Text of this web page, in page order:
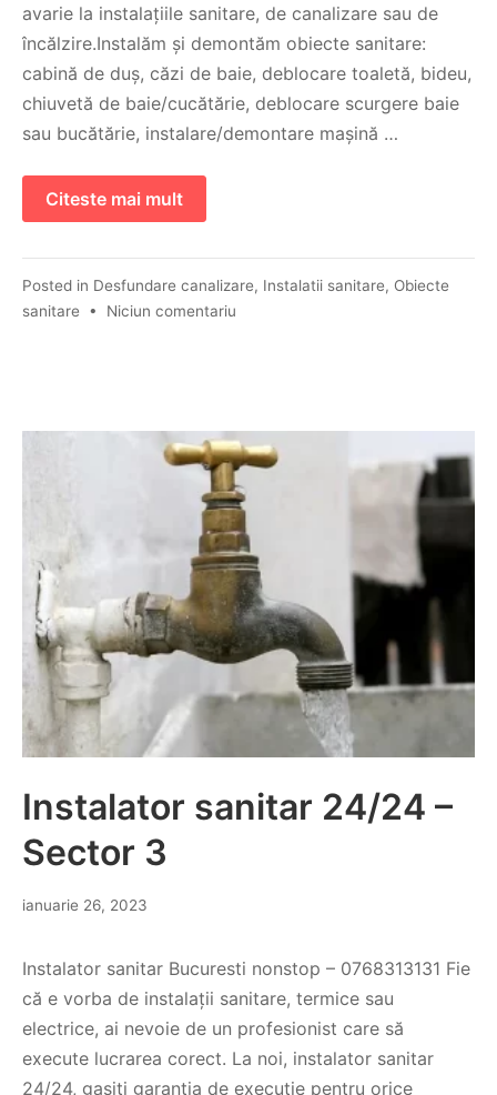
avarie la instalațiile sanitare, de canalizare sau de
încălzire.Instalăm și demontăm obiecte sanitare:
cabină de duș, căzi de baie, deblocare toaletă, bideu,
chiuvetă de baie/cucătărie, deblocare scurgere baie
sau bucătărie, instalare/demontare mașină …
Citeste mai mult
Posted in Desfundare canalizare, Instalatii sanitare, Obiecte
sanitare • Niciun comentariu
Instalator sanitar 24/24 –
Sector 3
ianuarie 26, 2023
Instalator sanitar Bucuresti nonstop – 0768313131 Fie
că e vorba de instalații sanitare, termice sau
electrice, ai nevoie de un profesionist care să
execute lucrarea corect. La noi, instalator sanitar
24/24, gasiti garantia de executie pentru orice